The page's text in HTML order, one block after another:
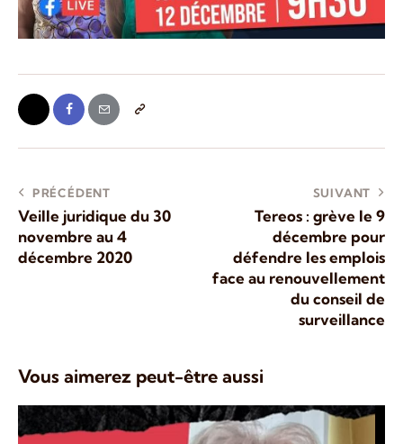
PRÉCÉDENT
Veille juridique du 30
novembre au 4
décembre 2020
SUIVANT
Tereos : grève le 9
décembre pour
défendre les emplois
face au renouvellement
du conseil de
surveillance
Vous aimerez peut-être aussi